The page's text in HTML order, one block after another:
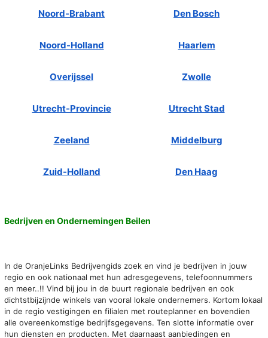
Noord-Brabant Den Bosch
Noord-Holland Haarlem
Overijssel Zwolle
Utrecht-Provincie Utrecht Stad
Zeeland Middelburg
Zuid-Holland Den Haag
Bedrijven en Ondernemingen Beilen
In de OranjeLinks Bedrijvengids zoek en vind je bedrijven in jouw
regio en ook nationaal met hun adresgegevens, telefoonnummers
en meer..!! Vind bij jou in de buurt regionale bedrijven en ook
dichtstbijzijnde winkels van vooral lokale ondernemers. Kortom lokaal
in de regio vestigingen en filialen met routeplanner en bovendien
alle overeenkomstige bedrijfsgegevens. Ten slotte informatie over
hun diensten en producten. Met daarnaast aanbiedingen en